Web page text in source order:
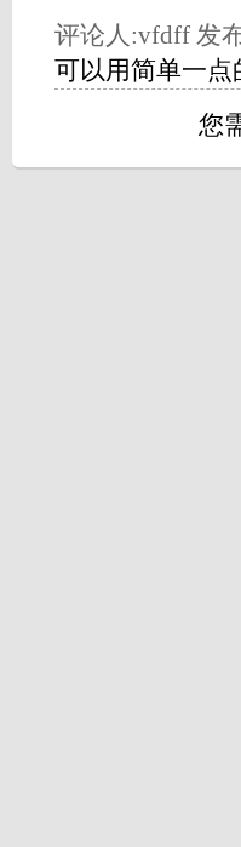
评论人:vfdff 发
可以用简单一点
您